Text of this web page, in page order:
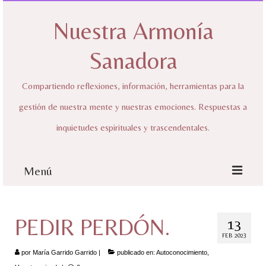
Nuestra Armonía
Sanadora
Compartiendo reflexiones, información, herramientas para la
gestión de nuestra mente y nuestras emociones. Respuestas a
inquietudes espirituales y trascendentales.
Menú
Sobre mí
Nuestra Armonía Sanadora
13
FEB 2023
PEDIR PERDÓN.
por María Garrido Garrido | publicado en: Autoconocimiento